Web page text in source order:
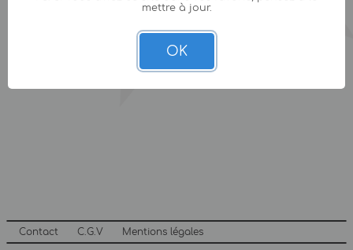
Contact C.G.V Mentions légales
mettre à jour.
OK